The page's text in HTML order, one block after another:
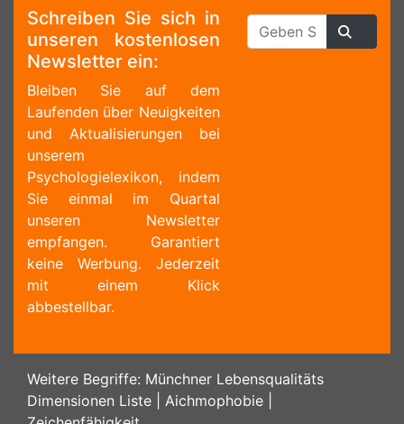
Schreiben Sie sich in
unseren kostenlosen
Newsletter ein:
Bleiben Sie auf dem
Laufenden über Neuigkeiten
und Aktualisierungen bei
unserem
Psychologielexikon, indem
Sie einmal im Quartal
unseren Newsletter
empfangen. Garantiert
keine Werbung. Jederzeit
mit einem Klick
abbestellbar.
Weitere Begriffe: Münchner Lebensqualitäts
Dimensionen Liste
Aichmophobie